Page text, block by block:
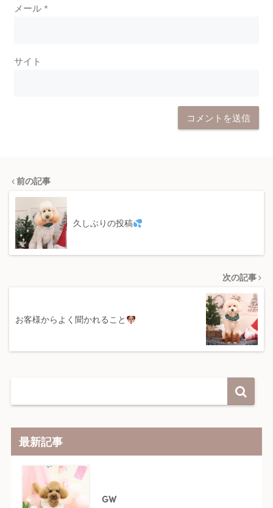
メール*
サイト
前の記事
久しぶりの投稿
次の記事
お客様からよく聞かれること
最新記事
GW